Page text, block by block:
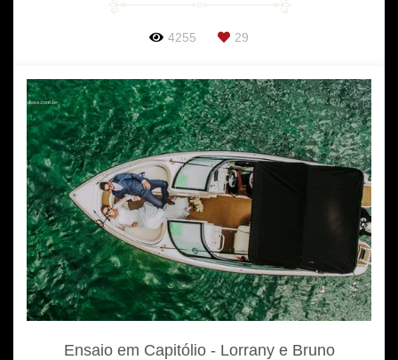
4255 29
Ensaio em Capitólio - Lorrany e Bruno